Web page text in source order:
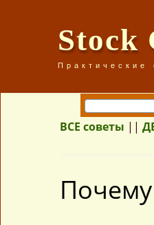
Stock
ВСЕ советы ||